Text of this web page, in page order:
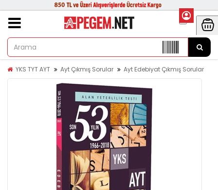
YKS TYT AYT Ayt Çıkmış Sorular Ayt Edebiyat Çıkmış Sorular